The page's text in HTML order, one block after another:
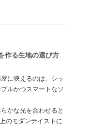
作る生地の選び方
に映えるのは、シッ
ルかつスマートなソ
かな光を合わせると
のモダンテイストに